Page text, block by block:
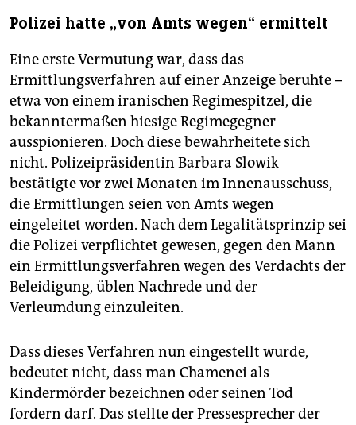
Polizei hatte „von Amts wegen“ ermittelt
Eine erste Vermutung war, dass das
Ermittlungsverfahren auf einer Anzeige beruhte –
etwa von einem iranischen Regimespitzel, die
bekanntermaßen hiesige Regimegegner
ausspionieren. Doch diese bewahrheitete sich
nicht. Polizeipräsidentin Barbara Slowik
bestätigte vor zwei Monaten im Innenausschuss,
die Ermittlungen seien von Amts wegen
eingeleitet worden. Nach dem Legalitätsprinzip sei
die Polizei verpflichtet gewesen, gegen den Mann
ein Ermittlungsverfahren wegen des Verdachts der
Beleidigung, üblen Nachrede und der
Verleumdung einzuleiten.
Dass dieses Verfahren nun eingestellt wurde,
bedeutet nicht, dass man Chamenei als
Kindermörder bezeichnen oder seinen Tod
fordern darf. Das stellte der Pressesprecher der